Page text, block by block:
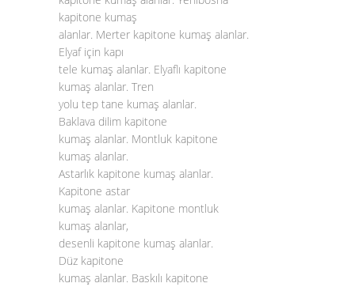
kapitone kumaş
alanlar. Merter kapitone kumaş alanlar.
Elyaf için kapı
tele kumaş alanlar. Elyaflı kapitone
kumaş alanlar. Tren
yolu tep tane kumaş alanlar.
Baklava dilim kapitone
kumaş alanlar. Montluk kapitone
kumaş alanlar.
Astarlık kapitone kumaş alanlar.
Kapitone astar
kumaş alanlar. Kapitone montluk
kumaş alanlar,
desenli kapitone kumaş alanlar.
Düz kapitone
kumaş alanlar. Baskılı kapitone